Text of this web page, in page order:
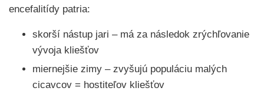
encefalitídy patria:
skorší nástup jari – má za následok zrýchľovanie
vývoja kliešťov
miernejšie zimy – zvyšujú populáciu malých
cicavcov = hostiteľov kliešťov